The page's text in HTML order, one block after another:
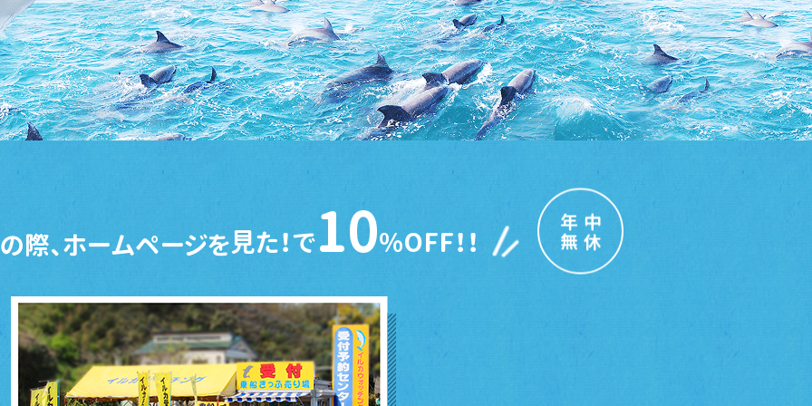
年中
無休
際、ホームページを見た！で10％OFF！！